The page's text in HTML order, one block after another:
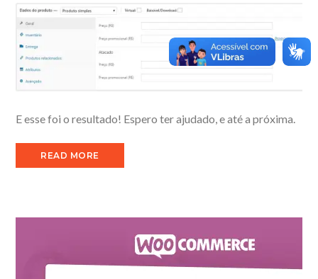
E esse foi o resultado! Espero ter ajudado, e até a próxima.
READ MORE